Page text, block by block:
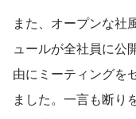
また、オープンな社
ュールが全社員に公
由にミーティングを
ました。一言も断り